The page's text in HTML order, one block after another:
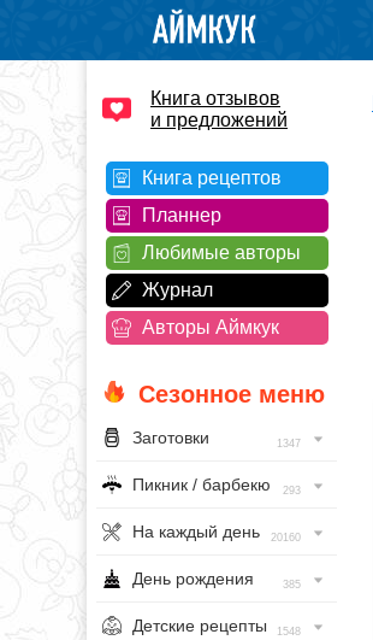
Книга отзывов
и предложений
Книга рецептов
Планнер
Любимые авторы
Журнал
Авторы Аймкук
Сезонное меню
Заготовки 1347
Пикник / барбекю 293
На каждый день 20160
День рождения 385
Детские рецепты 1548